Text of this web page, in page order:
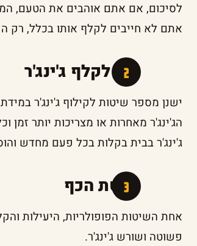
לסיכום, אם אתם אוהבים את הטעם,
אתם לא חייבים לקלף אותו בכלל, רק
איך לקלף ג'ינג'ר
ישנן מספר שיטות לקילוף ג'ינג'ר
ג'ינג'ר בבית בקלות בכל פעם מחדש
שיטת הכף
אחת השיטות הפופולריות, היעילות
פשוטה ושורש ג'ינג'ר.